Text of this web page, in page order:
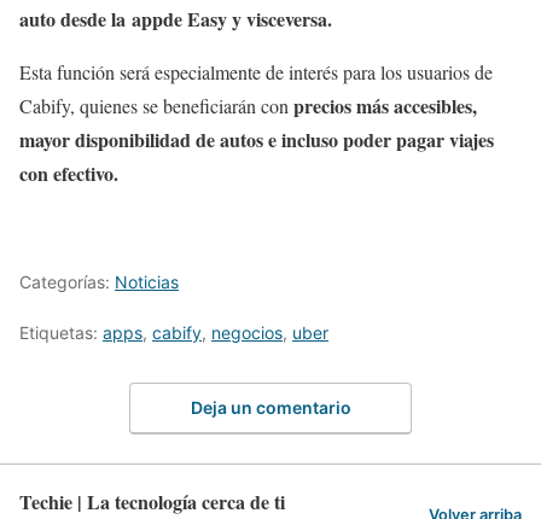
auto desde la appde Easy y visceversa.
Esta función será especialmente de interés para los usuarios de
Cabify, quienes se beneficiarán con precios más accesibles,
mayor disponibilidad de autos e incluso poder pagar viajes
con efectivo.
Categorías: Noticias
Etiquetas: apps, cabify, negocios, uber
Deja un comentario
Techie | La tecnología cerca de ti Volver arriba